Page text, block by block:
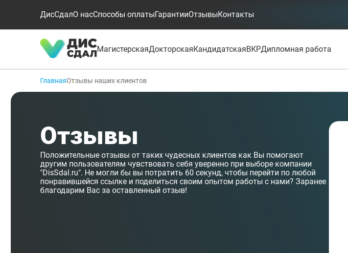
ДисСдалО насСпособы оплатыГарантииОтзывыКонтакты
МагистерскаяДокторскаяКандидатскаяВКРДипломная работа
ГлавнаяОтзывы наших клиентов
Отзывы
Положительные отзывы от таких чудесных клиентов как Вы помогают
другим пользователям чувствовать себя уверенно при выборе компании
"DisSdal.ru". Не могли бы вы потратить 60 секунд, чтобы перейти по любой
понравившейся ссылке и поделиться своим опытом работы с нами? Заранее
благодарим Вас за оставленный отзыв!